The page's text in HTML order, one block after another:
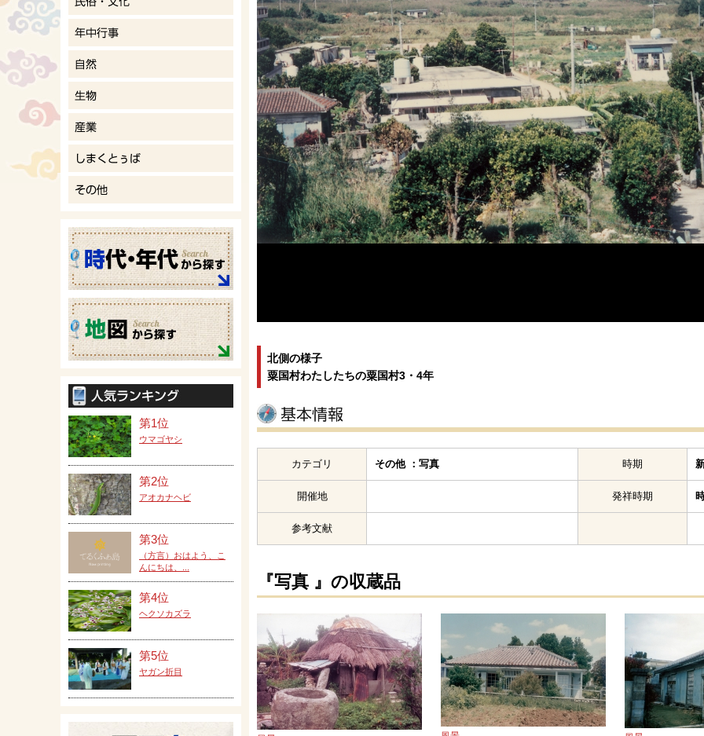
北側の様子
粟国村わたしたちの粟国村3・4年
カテゴリ その他 ：写真 時期
開催地 発祥時期
参考文献
『写真 』の収蔵品
第1位
ウマゴヤシ
第2位
アオカナヘビ
第3位
（方言）おはよう、こ
んにちは、...
第4位
ヘクソカズラ
第5位
ヤガン折目